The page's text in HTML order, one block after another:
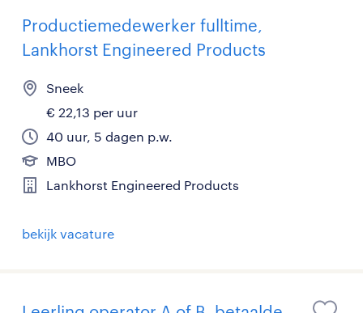
Productiemedewerker fulltime,
Lankhorst Engineered Products
Sneek
€ 22,13 per uur
40 uur, 5 dagen p.w.
MBO
Lankhorst Engineered Products
bekijk vacature